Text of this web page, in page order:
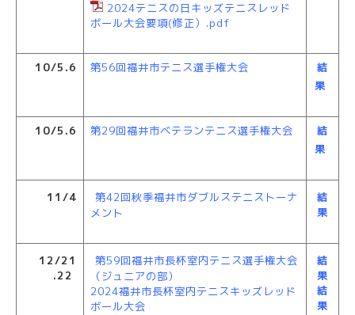
2024テニスの日キッズテニスレッド
ボール大会要項(修正）.pdf
10/5.6 第56回福井市テニス選手権大会
結
果
10/5.6 第29回福井市ベテランテニス選手権大会
結
果
11/4
第42回秋季福井市ダブルステニストーナ
メント
結
果
12/21
.22
第59回福井市長杯室内テニス選手権大会
（ジュニアの部）
2024福井市長杯室内テニスキッズレッド
ボール大会
結
果
結
果